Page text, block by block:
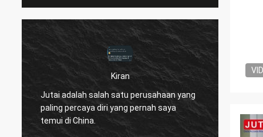
Kiran
Jutai adalah salah satu perusahaan yang
paling percaya diri yang pernah saya
temui di China.
kami